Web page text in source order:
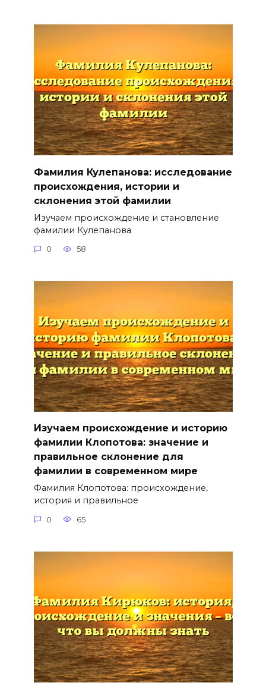
Фамилия Кулепанова: исследование
происхождения, истории и
склонения этой фамилии
Изучаем происхождение и становление
фамилии Кулепанова
0 58
Изучаем происхождение и историю
фамилии Клопотова: значение и
правильное склонение для
фамилии в современном мире
Фамилия Клопотова: происхождение,
история и правильное
0 65